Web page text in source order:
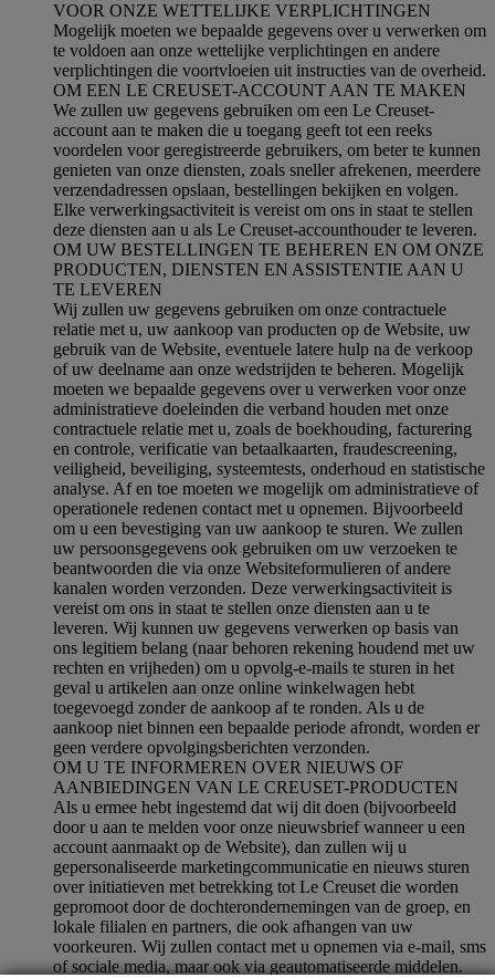
VOOR ONZE WETTELIJKE VERPLICHTINGEN
Mogelijk moeten we bepaalde gegevens over u verwerken om
te voldoen aan onze wettelijke verplichtingen en andere
verplichtingen die voortvloeien uit instructies van de overheid.
OM EEN LE CREUSET-ACCOUNT AAN TE MAKEN
We zullen uw gegevens gebruiken om een Le Creuset-
account aan te maken die u toegang geeft tot een reeks
voordelen voor geregistreerde gebruikers, om beter te kunnen
genieten van onze diensten, zoals sneller afrekenen, meerdere
verzendadressen opslaan, bestellingen bekijken en volgen.
Elke verwerkingsactiviteit is vereist om ons in staat te stellen
deze diensten aan u als Le Creuset-accounthouder te leveren.
OM UW BESTELLINGEN TE BEHEREN EN OM ONZE
PRODUCTEN, DIENSTEN EN ASSISTENTIE AAN U
TE LEVEREN
Wij zullen uw gegevens gebruiken om onze contractuele
relatie met u, uw aankoop van producten op de Website, uw
gebruik van de Website, eventuele latere hulp na de verkoop
of uw deelname aan onze wedstrijden te beheren. Mogelijk
moeten we bepaalde gegevens over u verwerken voor onze
administratieve doeleinden die verband houden met onze
contractuele relatie met u, zoals de boekhouding, facturering
en controle, verificatie van betaalkaarten, fraudescreening,
veiligheid, beveiliging, systeemtests, onderhoud en statistische
analyse. Af en toe moeten we mogelijk om administratieve of
operationele redenen contact met u opnemen. Bijvoorbeeld
om u een bevestiging van uw aankoop te sturen. We zullen
uw persoonsgegevens ook gebruiken om uw verzoeken te
beantwoorden die via onze Websiteformulieren of andere
kanalen worden verzonden. Deze verwerkingsactiviteit is
vereist om ons in staat te stellen onze diensten aan u te
leveren. Wij kunnen uw gegevens verwerken op basis van
ons legitiem belang (naar behoren rekening houdend met uw
rechten en vrijheden) om u opvolg-e-mails te sturen in het
geval u artikelen aan onze online winkelwagen hebt
toegevoegd zonder de aankoop af te ronden. Als u de
aankoop niet binnen een bepaalde periode afrondt, worden er
geen verdere opvolgingsberichten verzonden.
OM U TE INFORMEREN OVER NIEUWS OF
AANBIEDINGEN VAN LE CREUSET-PRODUCTEN
Als u ermee hebt ingestemd dat wij dit doen (bijvoorbeeld
door u aan te melden voor onze nieuwsbrief wanneer u een
account aanmaakt op de Website), dan zullen wij u
gepersonaliseerde marketingcommunicatie en nieuws sturen
over initiatieven met betrekking tot Le Creuset die worden
gepromoot door de dochterondernemingen van de groep, en
lokale filialen en partners, die ook afhangen van uw
voorkeuren. Wij zullen contact met u opnemen via e-mail, sms
of sociale media, maar ook via geautomatiseerde middelen.